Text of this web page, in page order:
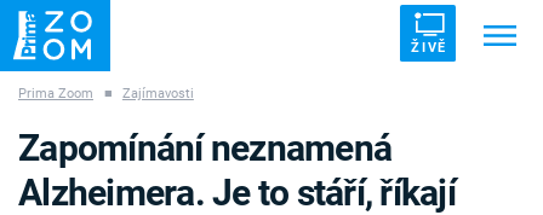
ŽIVĚ
ZÁHADY VETŘELCI DÁVNOVĚKU
Prima Zoom ■ Zajímavosti
Zapomínání neznamená
Alzheimera. Je to stáří, říkají